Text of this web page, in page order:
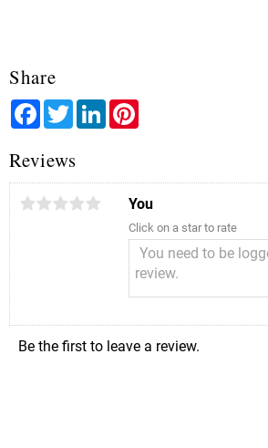
Share
FacebookTwitterLinkedIn
Reviews
You
Click on a star to rate
Be the first to leave a review.